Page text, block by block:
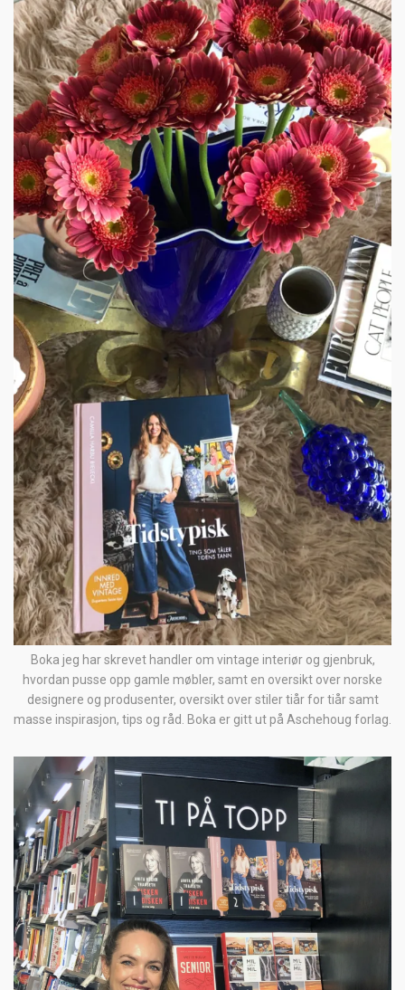
Boka jeg har skrevet handler om vintage interiør og gjenbruk,
hvordan pusse opp gamle møbler, samt en oversikt over norske
designere og produsenter, oversikt over stiler tiår for tiår samt
masse inspirasjon, tips og råd. Boka er gitt ut på Aschehoug forlag.